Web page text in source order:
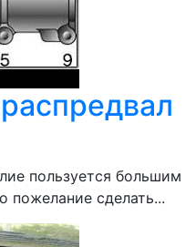
пользуется большим
пожелание сделать...